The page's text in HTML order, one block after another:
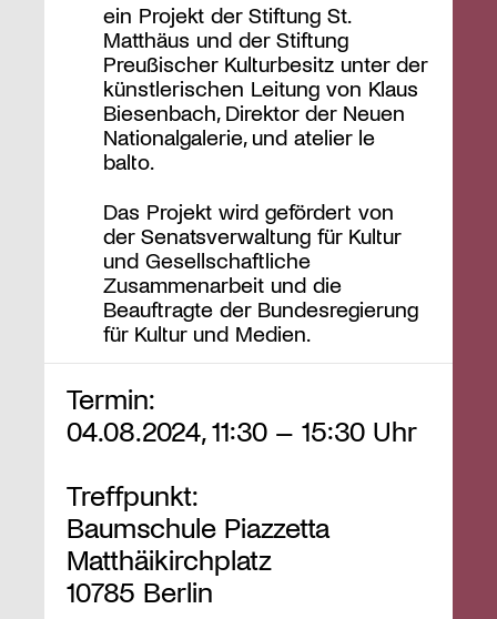
ein Projekt der Stiftung St.
Matthäus und der Stiftung
Preußischer Kulturbesitz unter der
künstlerischen Leitung von Klaus
Biesenbach, Direktor der Neuen
Nationalgalerie, und atelier le
balto.
Das Projekt wird gefördert von
der Senatsverwaltung für Kultur
und Gesellschaftliche
Zusammenarbeit und die
Beauftragte der Bundesregierung
für Kultur und Medien.
Termin:
04.08.2024, 11:30 – 15:30 Uhr
Treffpunkt:
Baumschule Piazzetta
Matthäikirchplatz
10785 Berlin